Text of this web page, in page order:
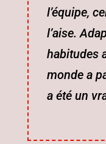
l’équipe,
l’aise.
habitudes
monde a
a été un